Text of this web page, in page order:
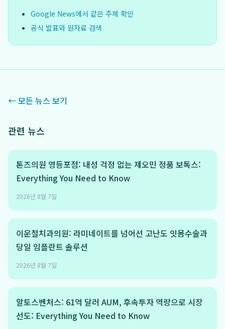
Google News에서 같은 주제 확인
공식 발표와 원자료 검색
← 모든 뉴스 보기
관련 뉴스
톤즈의원 영등포점: 내성 걱정 없는 제오민 정품 보톡스:
Everything You Need to Know
2026년 8월 7일
이운철치과의원: 라미네이트를 넘어선 고난도 잇몸수술과
당일 임플란트 솔루션
2026년 8월 7일
알토스벤처스: 61억 달러 AUM, 후속투자 역량으로 시장
선도: Everything You Need to Know